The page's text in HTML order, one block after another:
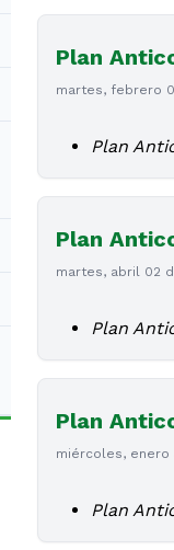
Plan
martes, febrero
Plan
Plan
martes, abril 02
Plan
Plan
miércoles, enero
Plan